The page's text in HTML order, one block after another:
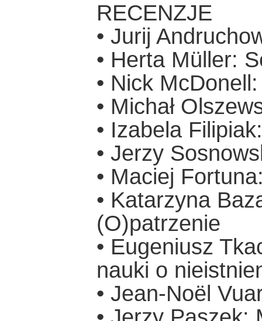
RECENZJE
• Jurij
• Herta Müller:
• Nick
• Michał
• Izabela
• Jerzy
• Maciej
• Katarzyna
(O)patrzenie
• Eugeniusz
nauki o
• Jean-Noël